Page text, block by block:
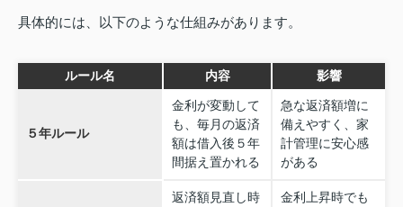
具体的には、以下のような仕組みがあります。
ルール名 内容 影響
５年ルール
金利が変動して
も、毎月の返済
額は借入後５年
間据え置かれる
急な返済額増に
備えやすく、家
計管理に安心感
がある
返済額見直し時
金利上昇時でも